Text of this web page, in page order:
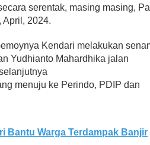
serentak, masing masing,
April, 2024.
Kendari melakukan
Yudhianto Mahardhika jalan
menuju ke Perindo, PDIP dan
Bantu Warga Terdampak Banjir
ASR-
Ini
Ada Satu